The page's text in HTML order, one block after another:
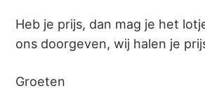
Heb je prijs, dan mag je het
ons doorgeven, wij halen je
Groeten